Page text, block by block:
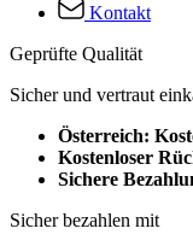
Kontakt
Geprüfte Qualität
Sicher und vertraut
Österreich:
Kostenloser
Sichere
Sicher bezahlen mit